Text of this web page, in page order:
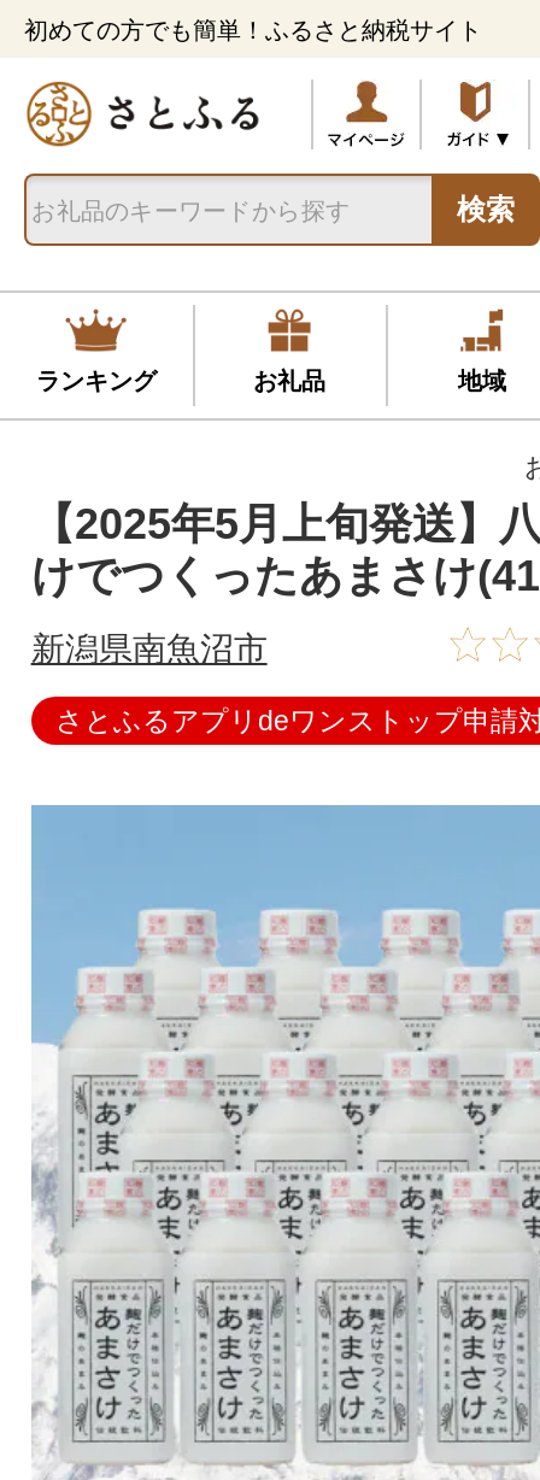
初めての方でも簡単！ふるさと納税サイト
検索
ランキング お礼品 地域
【2025年5月上旬発送】
けでつくったあまさけ
新潟県南魚沼市
さとふるアプリdeワンストップ申請